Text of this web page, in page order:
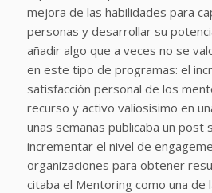
mejora de las habilidades para
personas y desarrollar su
añadir algo que a veces no se
en este tipo de programas: el
satisfacción personal de los
recurso y activo valiosísimo en
unas semanas publicaba un post
incrementar el nivel de
organizaciones para obtener
citaba el Mentoring como una de